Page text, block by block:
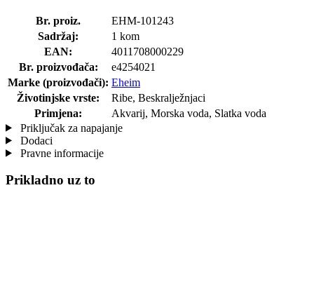
Br. proiz.
EHM-101243
Sadržaj:
1 kom
EAN:
4011708000229
Br. proizvođača:
e4254021
Marke (proizvođači): Eheim
Životinjske vrste:
Ribe, Beskralježnjaci
Primjena:
Akvarij, Morska voda, Slatka voda
Priključak za napajanje
Dodaci
Pravne informacije
Prikladno uz to